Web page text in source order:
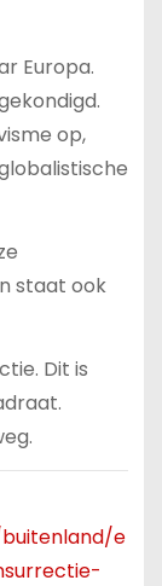
Europa.
op,
staat ook
Dit is
e